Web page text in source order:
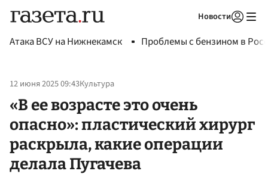
Новости
Атака ВСУ на Нижнекамск Проблемы с бензином в
12 июня 2025 09:43Культура
«В ее возрасте это очень
опасно»: пластический хирург
раскрыла, какие операции
делала Пугачева